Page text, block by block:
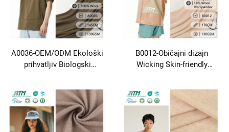
A0036-OEM/ODM Ekološki
prihvatljiv Biologski
pleteni 100%Vuna 1X1 Rebar
tkanina Za sportsku odjeću
prsluke&T-košulje
B0012-Običajni dizajn
Wicking Skin-friendly
76%Lyocell 16%Wool
8%Spandex tkanina Za
kratke rukave majice
Loungewear